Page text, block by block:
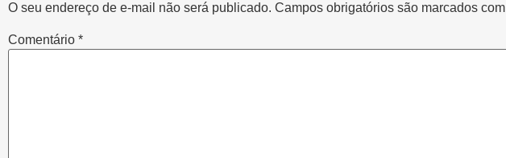
O seu endereço de e-mail não será publicado. Campos obrigatórios são marcados com
Comentário *